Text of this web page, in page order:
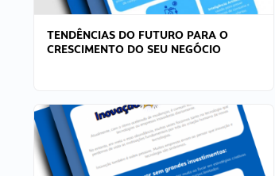
TENDÊNCIAS DO FUTURO PARA O
CRESCIMENTO DO SEU NEGÓCIO